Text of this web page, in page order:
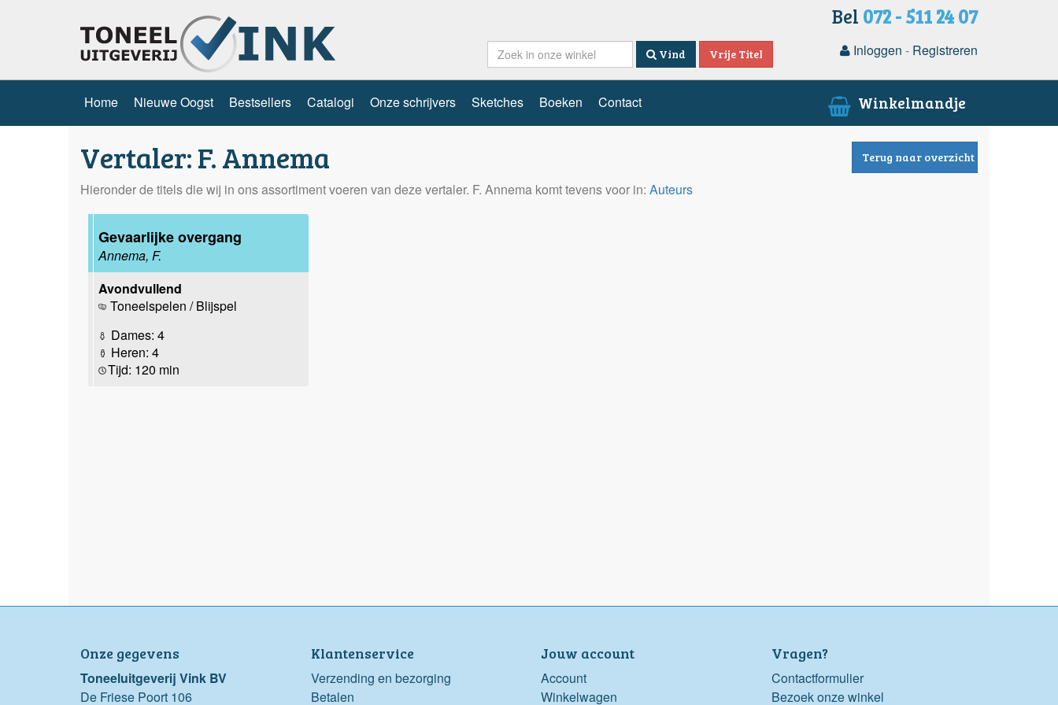
Bel 072 - 511 24 07
Vind Vrije Titel Inloggen - Registreren
Home Nieuwe Oogst Bestsellers Catalogi Onze schrijvers Sketches Boeken Contact Winkelmandje
Vertaler: F. Annema Terug naar overzicht
Hieronder de titels die wij in ons assortiment voeren van deze vertaler. F. Annema komt tevens voor in: Auteurs
Gevaarlijke overgang
Annema, F.
Avondvullend
Toneelspelen / Blijspel
Dames: 4
Heren: 4
Tijd: 120 min
Onze gegevens
Toneeluitgeverij Vink BV
De Friese Poort 106
Klantenservice
Verzending en bezorging
Betalen
Jouw account
Account
Winkelwagen
Vragen?
Contactformulier
Bezoek onze winkel